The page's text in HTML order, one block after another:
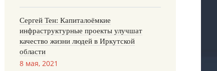
Сергей Тен: Капиталоёмкие
инфраструктурные проекты улучшат
качество жизни людей в Иркутской
области
8 мая, 2021